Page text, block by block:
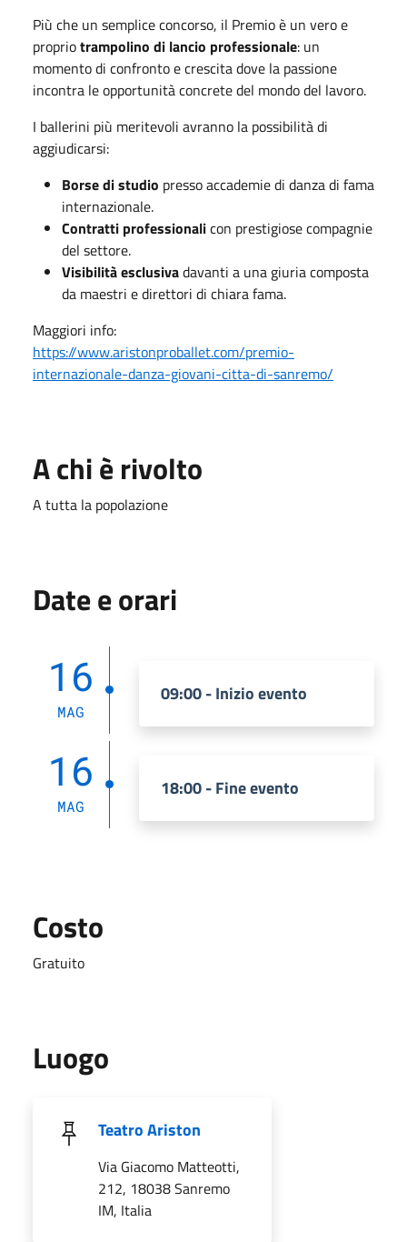
Più che un semplice concorso, il Premio è un vero e
propriotrampolino di lancio professionale: un
momento di confronto e crescita dove la passione
incontra le opportunità concrete del mondo del lavoro.
I ballerini più meritevoli avranno la possibilità di
aggiudicarsi:
Borse di studio presso accademie di danza di fama
internazionale.
Contratti professionalicon prestigiose compagnie
del settore.
Visibilità esclusivadavanti a una giuria composta
da maestri e direttori di chiara fama.
Maggiori info:
https://www.aristonproballet.com/premio-
internazionale-danza-giovani-citta-di-sanremo/
A chi è rivolto
A tutta la popolazione
Date e orari
16
MAG
09:00 - Inizio evento
16
MAG
18:00 - Fine evento
Costo
Gratuito
Luogo
Teatro Ariston
Via Giacomo Matteotti,
212, 18038 Sanremo
IM, Italia